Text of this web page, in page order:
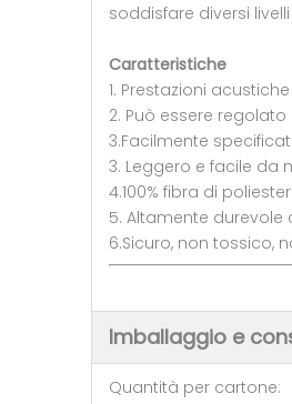
soddisfare diversi
Caratteristiche
1. Prestazioni
2. Può essere
3.Facilmente
3. Leggero e facile da
4.100% fibra di
5. Altamente
6.Sicuro, non tossico,
Imballaggio e
Quantità